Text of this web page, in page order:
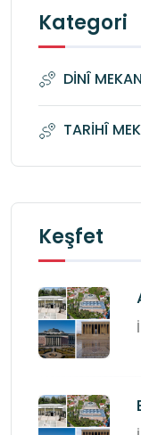
Kategori
DİNÎ
TARİHÎ
Keşfet